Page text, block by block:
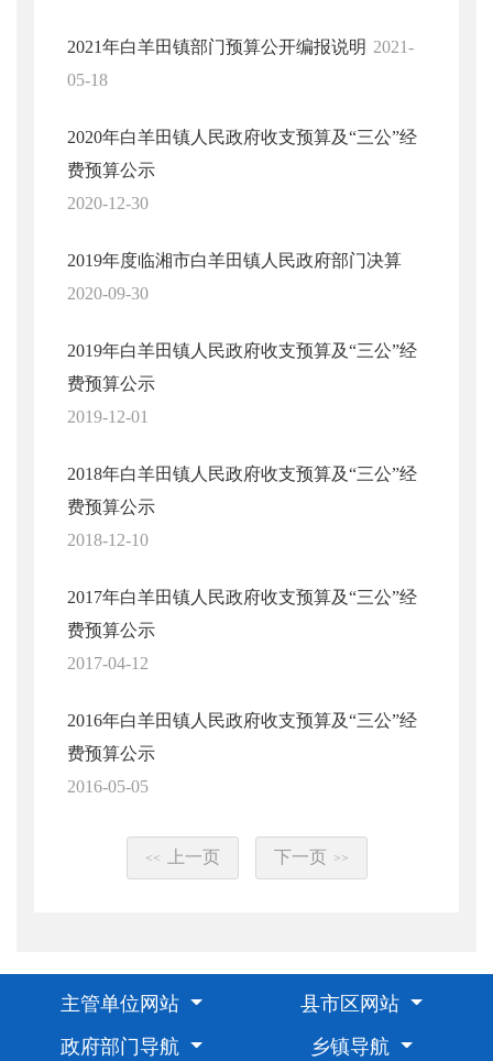
2021年白羊田镇部门预算公开编报说明 2021-
05-18
2020年白羊田镇人民政府收支预算及“三公”经
费预算公示
2020-12-30
2019年度临湘市白羊田镇人民政府部门决算
2020-09-30
2019年白羊田镇人民政府收支预算及“三公”经
费预算公示
2019-12-01
2018年白羊田镇人民政府收支预算及“三公”经
费预算公示
2018-12-10
2017年白羊田镇人民政府收支预算及“三公”经
费预算公示
2017-04-12
2016年白羊田镇人民政府收支预算及“三公”经
费预算公示
2016-05-05
<< 上一页 下一页 >>
主管单位网站
县市区网站
政府部门导航
乡镇导航